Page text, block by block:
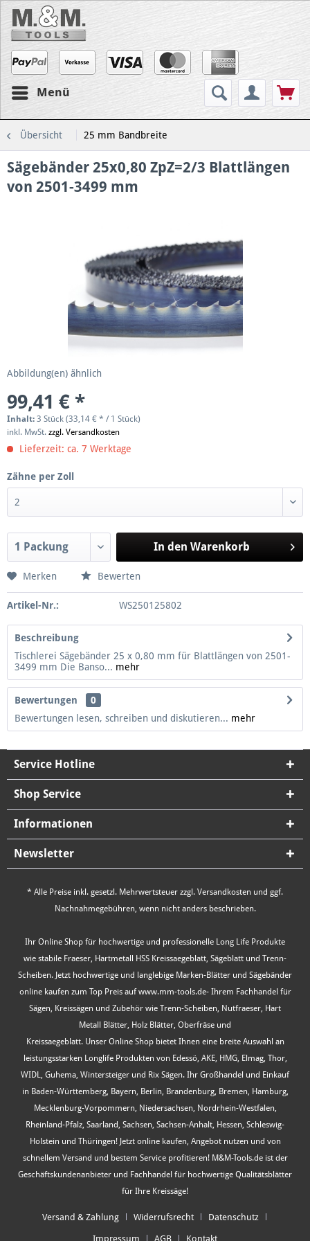
Menü
Übersicht 25 mm Bandbreite
Sägebänder 25x0,80 ZpZ=2/3 Blattlängen
von 2501-3499 mm
Abbildung(en) ähnlich
99,41 € *
Inhalt: 3 Stück (33,14 € * / 1 Stück)
inkl. MwSt. zzgl. Versandkosten
Lieferzeit: ca. 7 Werktage
Zähne per Zoll
In den Warenkorb
Merken Bewerten
Artikel-Nr.: WS250125802
Beschreibung
Tischlerei Sägebänder 25 x 0,80 mm für Blattlängen von 2501-
3499 mm Die Banso... mehr
Bewertungen
0
Bewertungen lesen, schreiben und diskutieren... mehr
Service Hotline
Shop Service
Informationen
Newsletter
* Alle Preise inkl. gesetzl. Mehrwertsteuer zzgl. Versandkosten und ggf.
Nachnahmegebühren, wenn nicht anders beschrieben.
Ihr Online Shop für hochwertige und professionelle Long Life Produkte
wie stabile Fraeser, Hartmetall HSS Kreissaegeblatt, Sägeblatt und Trenn-
Scheiben. Jetzt hochwertige und langlebige Marken-Blätter und Sägebänder
online kaufen zum Top Preis auf www.mm-tools.de- Ihrem Fachhandel für
Sägen, Kreissägen und Zubehör wie Trenn-Scheiben, Nutfraeser, Hart
Metall Blätter, Holz Blätter, Oberfräse und
Kreissaegeblatt. Unser Online Shop bietet Ihnen eine breite Auswahl an
leistungsstarken Longlife Produkten von Edessö, AKE, HMG, Elmag, Thor,
WIDL, Guhema, Wintersteiger und Rix Sägen. Ihr Großhandel und Einkauf
in Baden-Württemberg, Bayern, Berlin, Brandenburg, Bremen, Hamburg,
Mecklenburg-Vorpommern, Niedersachsen, Nordrhein-Westfalen,
Rheinland-Pfalz, Saarland, Sachsen, Sachsen-Anhalt, Hessen, Schleswig-
Holstein und Thüringen! Jetzt online kaufen, Angebot nutzen und von
schnellem Versand und bestem Service profitieren! M&M-Tools.de ist der
Geschäftskundenanbieter und Fachhandel für hochwertige Qualitätsblätter
für Ihre Kreissäge!
Versand & Zahlung Widerrufsrecht Datenschutz
Impressum AGB Kontakt